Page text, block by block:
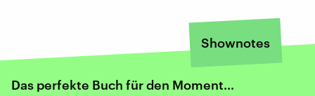
Shownotes
Das perfekte Buch für den Moment...